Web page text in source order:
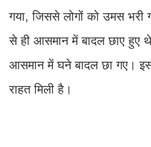
गया, जिससे लोगों को उमस भरी
से ही आसमान में बादल छाए हुए
आसमान में घने बादल छा गए।
राहत मिली है।